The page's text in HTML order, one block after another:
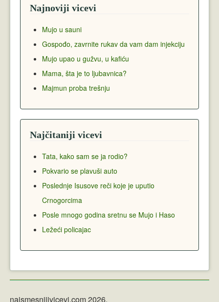
Najnoviji vicevi
Mujo u sauni
Gospođo, zavrnite rukav da vam dam injekciju
Mujo upao u gužvu, u kafiću
Mama, šta je to ljubavnica?
Majmun proba trešnju
Najčitaniji vicevi
Tata, kako sam se ja rodio?
Pokvario se plavuši auto
Poslednje Isusove reči koje je uputio
Crnogorcima
Posle mnogo godina sretnu se Mujo i Haso
Ležeći policajac
najsmesnijivicevi.com 2026.